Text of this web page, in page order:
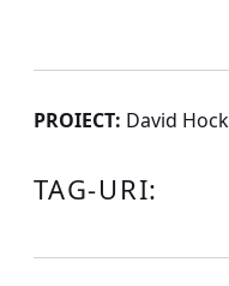
PROIECT: David
TAG-URI: